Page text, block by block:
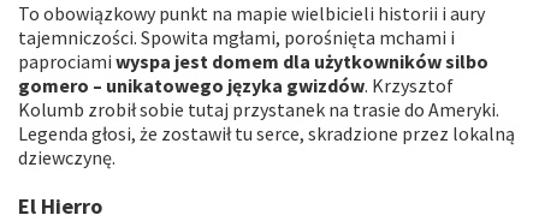
To obowiązkowy punkt na mapie wielbicieli historii i aury
tajemniczości. Spowita mgłami, porośnięta mchami i
paprociami wyspa jest domem dla użytkowników silbo
gomero – unikatowego języka gwizdów. Krzysztof
Kolumb zrobił sobie tutaj przystanek na trasie do Ameryki.
Legenda głosi, że zostawił tu serce, skradzione przez lokalną
dziewczynę.
El Hierro